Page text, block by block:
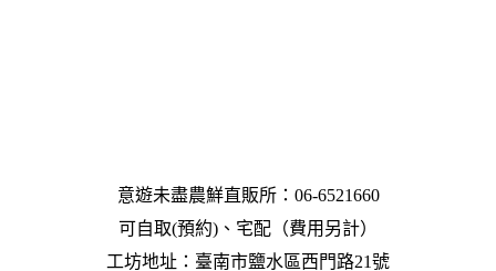
意遊未盡農鮮直販所：06-6521660
可自取(預約)、宅配（費用另計）
工坊地址：臺南市鹽水區西門路21號